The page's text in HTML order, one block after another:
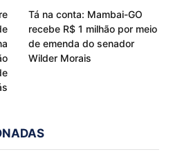
Tá na conta: Mambai-GO
recebe R$ 1 milhão por meio
de emenda do senador
Wilder Morais